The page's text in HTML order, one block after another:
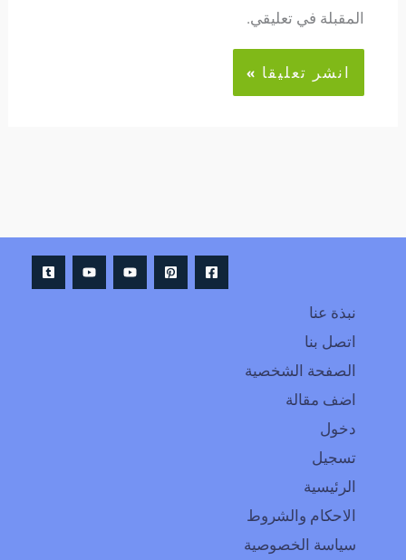
المقبلة في تعليقي.
نبذة عنا
اتصل بنا
الصفحة الشخصية
اضف مقالة
دخول
تسجيل
الرئيسية
الاحكام والشروط
سياسة الخصوصية